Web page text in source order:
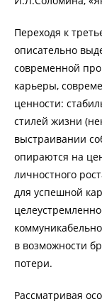
Переходя к
описательно
современной
карьеры,
ценности:
стилей жизни
выстраивании
опираются на
личностного
для успешной
в возможности
потери.
Рассматривая